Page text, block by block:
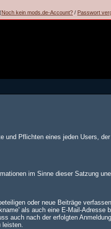
(Noch kein mods.de-Account? / Passwort
und Pflichten eines jeden Users,
im Sinne dieser Satzung
oder neue Beiträge
als auch eine E-Mail-Adresse
auch nach der erfolgten